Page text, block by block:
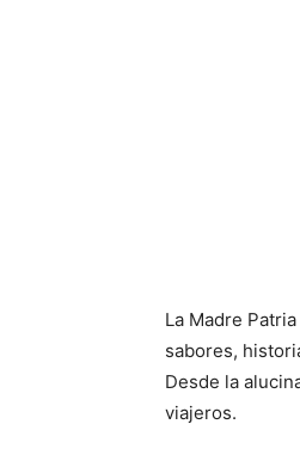
La Madre
sabores,
Desde la
viajeros.